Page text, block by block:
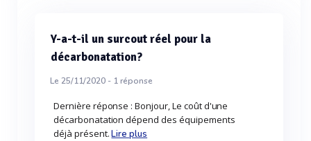
Y-a-t-il un surcout réel pour la
décarbonatation?
Le 25/11/2020 - 1réponse
Dernière réponse : Bonjour, Le coût d'une
décarbonatation dépend des équipements
déjà présent.Lire plus